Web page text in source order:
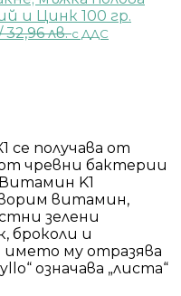
и Цинк 100 гр.
32,96 лв.с ДДС
се получава от
чревни бактерии
K1
витамин,
зелени
броколи и
името му отразява
означава „листа“